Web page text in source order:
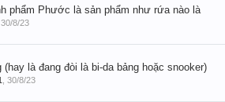
phẩm Phước là sản phẩm như rứa nào là
30/8/23
(hay là đang đòi là bi-da bảng hoặc snooker)
30/8/23